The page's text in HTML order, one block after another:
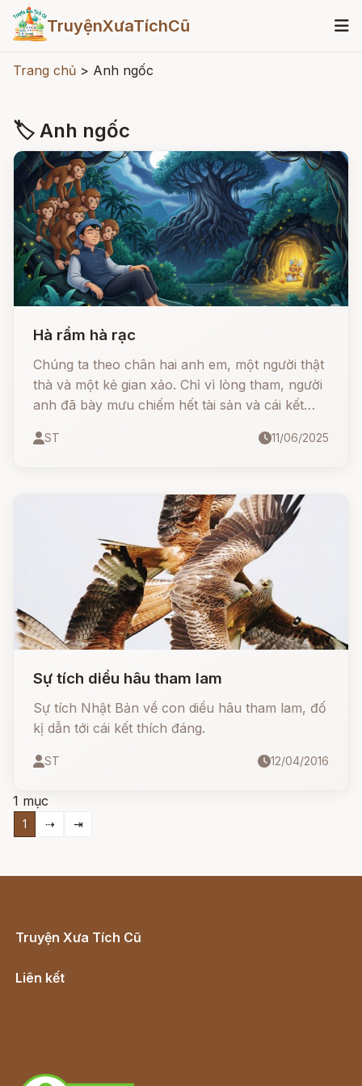
TruyệnXưaTíchCũ
Trang chủ > Anh ngốc
🏷 Anh ngốc
Hà rầm hà rạc
Chúng ta theo chân hai anh em, một người thật
thà và một kẻ gian xảo. Chỉ vì lòng tham, người
anh đã bày mưu chiếm hết tài sản và cái kết
dí dỏm, vừa sâu sắc, ẩn chứa bài học về lòng
ST 11/06/2025
Sự tích diều hâu tham lam
Sự tích Nhật Bản về con diều hâu tham lam, đố
kị dẫn tới cái kết thích đáng.
ST 12/04/2016
1 mục
1 ⇢ ⇥
Truyện Xưa Tích Cũ
Liên kết